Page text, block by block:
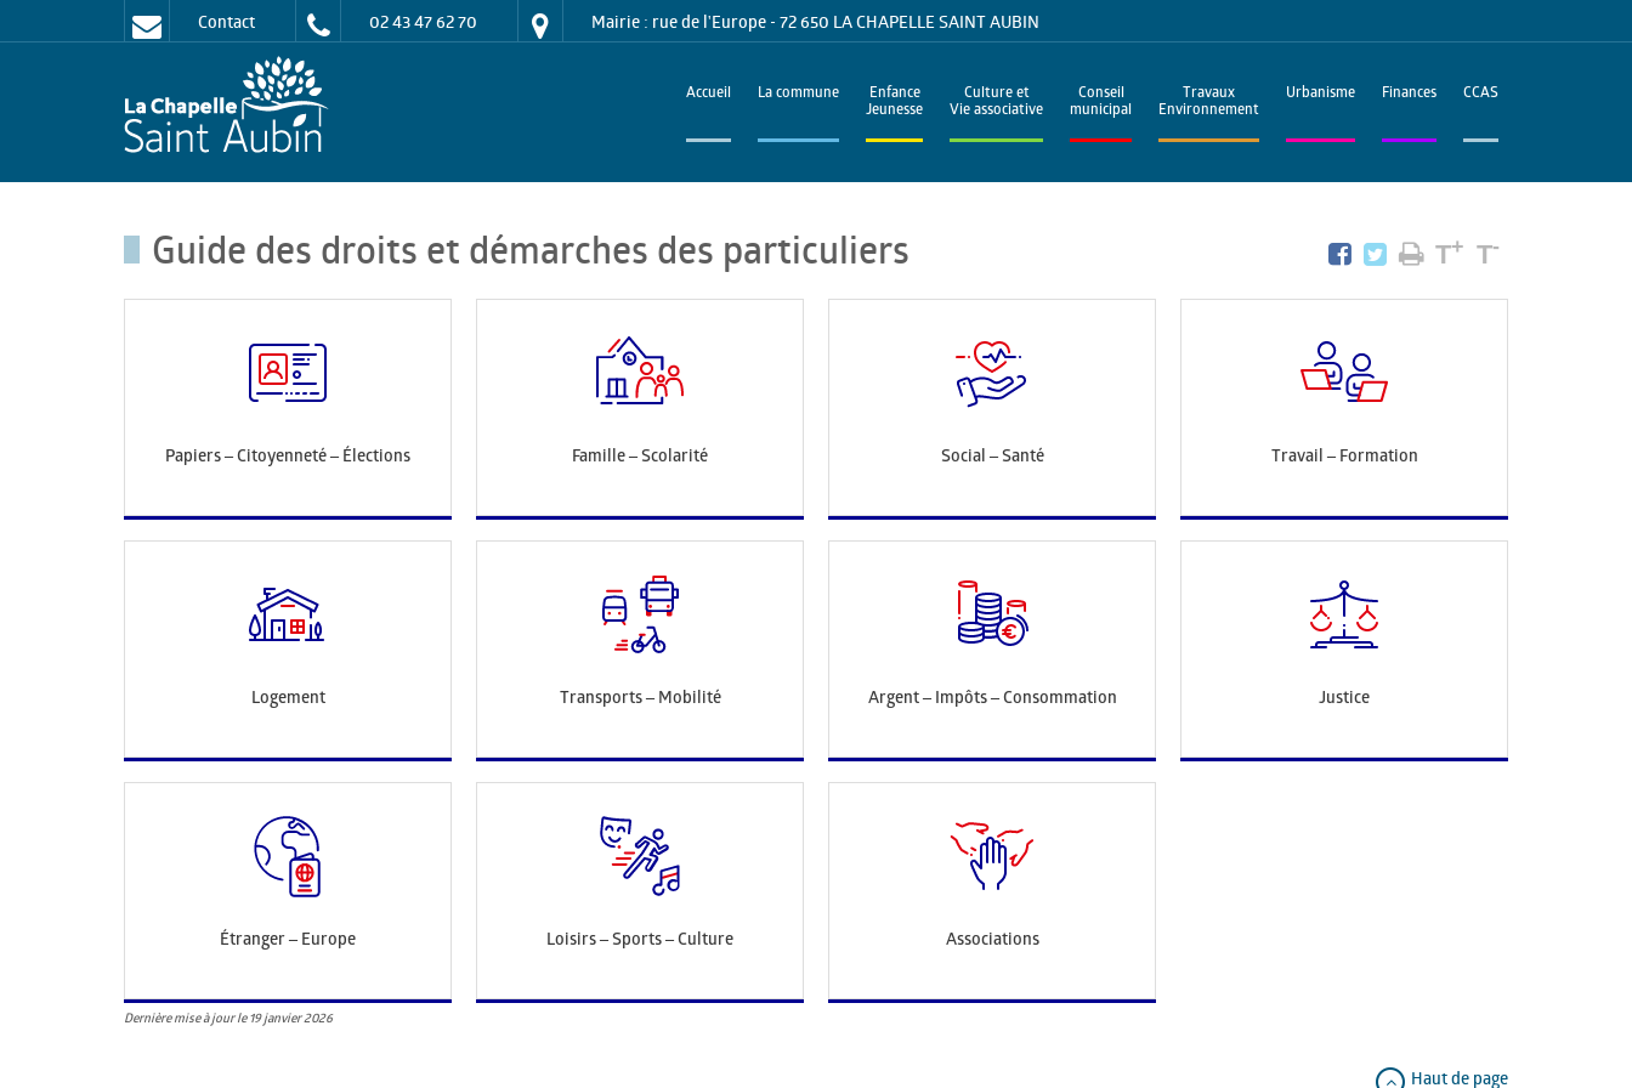
Contact 02 43 47 62 70 Mairie : rue de l'Europe - 72 650 LA CHAPELLE SAINT AUBIN
Accueil La commune
Enfance
Jeunesse
Culture et
Vie associative
Conseil
municipal
Travaux
Environnement
Urbanisme Finances CCAS
Guide des droits et démarches des particuliers T+ T-
Papiers – Citoyenneté – Élections Famille – Scolarité Social – Santé Travail – Formation
Logement Transports – Mobilité Argent – Impôts – Consommation Justice
Étranger – Europe Loisirs – Sports – Culture Associations
Dernière mise à jour le 19 janvier 2026
Haut de page